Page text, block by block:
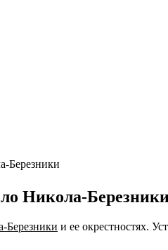
Березники
Никола-
Березники и ее окрестностях.